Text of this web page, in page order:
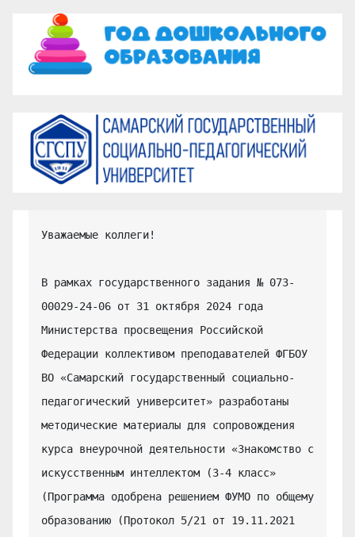
Уважаемые коллеги!
В рамках государственного задания № 073-
00029-24-06 от 31 октября 2024 года
Министерства просвещения Российской
Федерации коллективом преподавателей ФГБОУ
ВО «Самарский государственный социально-
педагогический университет» разработаны
методические материалы для сопровождения
курса внеурочной деятельности «Знакомство с
искусственным интеллектом (3-4 класс»
(Программа одобрена решением ФУМО по общему
образованию (Протокол 5/21 от 19.11.2021